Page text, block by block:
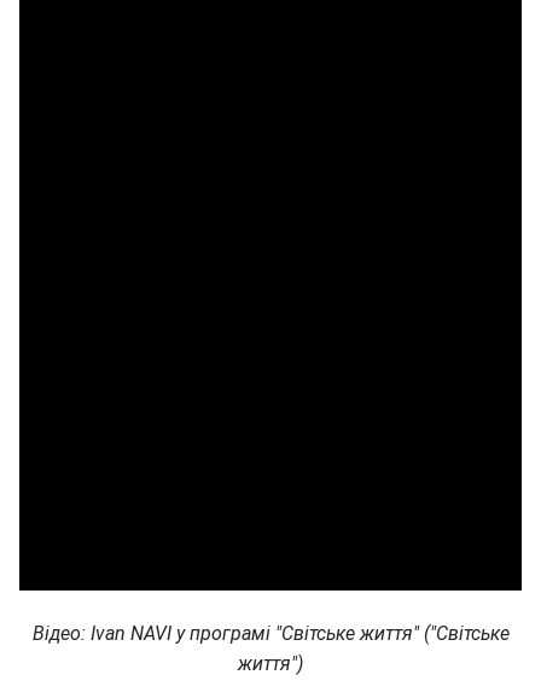
Відео: Ivan NAVI у програмі "Світське життя" ("Світське
життя")